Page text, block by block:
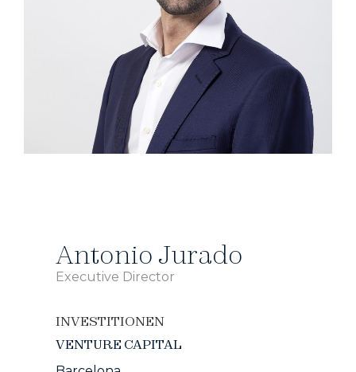
Antonio Jurado
Executive Director
INVESTITIONEN
VENTURE CAPITAL